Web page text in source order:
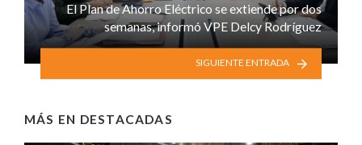
El Plan de Ahorro Eléctrico se extiende por dos
semanas, informó VPE Delcy Rodríguez
SIGUIENTE ENTRADA
MÁS EN DESTACADAS